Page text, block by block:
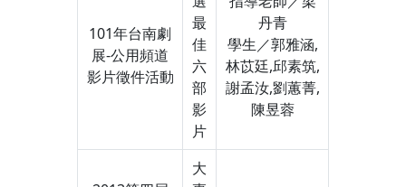
101年台南劇
展-公用頻道
影片徵件活動
最
佳
六
部
影
片
丹青
學生／郭雅涵,
林苡廷,邱素筑,
謝孟汝,劉蕙菁,
陳昱蓉
大